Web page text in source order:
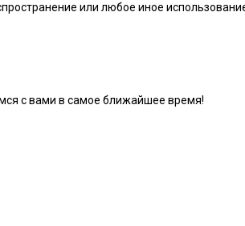
или любое иное
с вами в самое ближайшее время!